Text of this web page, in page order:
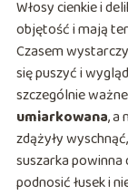
Włosy cienkie i
objętość i mają
Czasem
się puszyć i
szczególnie
umiarkowana, a
zdążyły
suszarka powinna
podnosić łusek i